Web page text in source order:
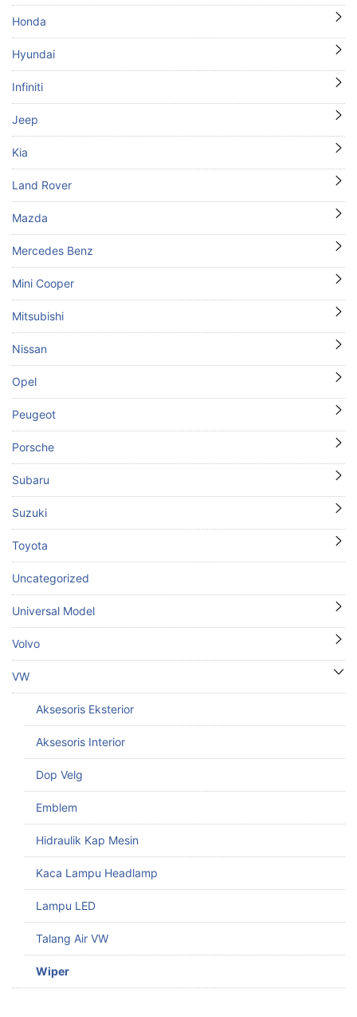
Honda
Hyundai
Infiniti
Jeep
Kia
Land Rover
Mazda
Mercedes Benz
Mini Cooper
Mitsubishi
Nissan
Opel
Peugeot
Porsche
Subaru
Suzuki
Toyota
Uncategorized
Universal Model
Volvo
VW
Aksesoris Eksterior
Aksesoris Interior
Dop Velg
Emblem
Hidraulik Kap Mesin
Kaca Lampu Headlamp
Lampu LED
Talang Air VW
Wiper